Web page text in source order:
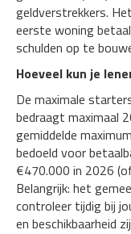
geldverstrekkers.
eerste woning
schulden op te
Hoeveel kun je
De maximale
bedraagt maximaal
gemiddelde
bedoeld voor
€470.000 in 2026
Belangrijk: het
controleer tijdig bij
en beschikbaarheid